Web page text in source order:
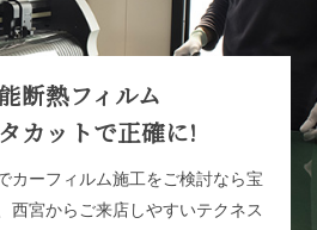
オプション
断熱フィルム
カットで正確に!
カーフィルム施工をご検討なら宝
西宮からご来店しやすいテクネス